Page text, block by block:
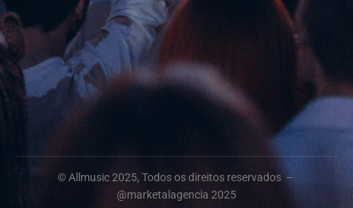
© Allmusic 2025, Todos os direitos reservados –
@marketalagencia 2025